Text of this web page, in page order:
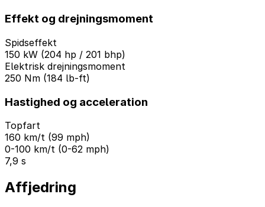
Effekt og drejningsmoment
Spidseffekt
150 kW (204 hp / 201 bhp)
Elektrisk drejningsmoment
250 Nm (184 lb-ft)
Hastighed og acceleration
Topfart
160 km/t (99 mph)
0-100 km/t (0-62 mph)
7,9 s
Affjedring